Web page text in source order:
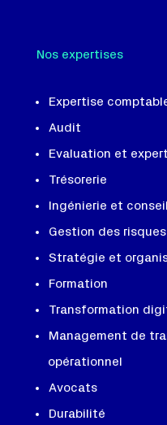
Nos expertises
Expertise
Audit
Evaluation et
Trésorerie
Ingénierie et
Gestion des risques
Stratégie et
Formation
Transformation
Management de
opérationnel
Avocats
Durabilité